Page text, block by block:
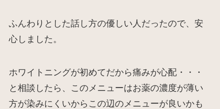
ふんわりとした話し方の優しい人だったので、安
心しました。
ホワイトニングが初めてだから痛みが心配・・・
と相談したら、このメニューはお薬の濃度が薄い
方が染みにくいからこの辺のメニューが良いかも